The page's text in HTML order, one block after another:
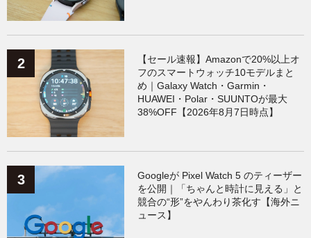
【セール速報】Amazonで20%以上オ
フのスマートウォッチ10モデルまと
め｜Galaxy Watch・Garmin・
HUAWEI・Polar・SUUNTOが最大
38%OFF【2026年8月7日時点】
Googleが Pixel Watch 5 のティーザー
を公開｜「ちゃんと時計に見える」と
競合の“形”をやんわり茶化す【海外ニ
ュース】